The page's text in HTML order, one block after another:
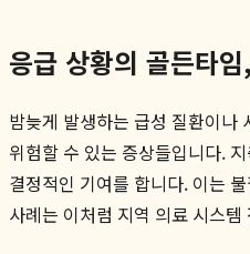
응급 상황의 골든타
밤늦게 발생하는 급성 질환이나
위험할 수 있는 증상들입니다.
결정적인 기여를 합니다. 이는
사례는 이처럼 지역 의료 시스